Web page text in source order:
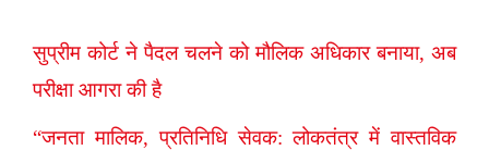
सुप्रीम कोर्ट ने पैदल चलने को मौलिक अधिकार बनाया, अब
परीक्षा आगरा की है
“जनता मालिक, प्रतिनिधि सेवक: लोकतंत्र में वास्तविक